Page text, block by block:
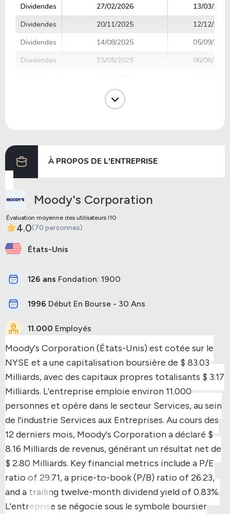
Dividendes
27/02/2026
13/03/2026
Dividendes
20/11/2025
12/12/2025
Dividendes
14/08/2025
05/09/2025
Dividendes
15/05/2025
06/06/2025
21/11/2024
À PROPOS DE L'ENTREPRISE
Moody's Corporation
Évaluation moyenne des utilisateurs I10
4.0(70 personnes)
États-Unis
126 ans Fondation: 1900
1996 Début En Bourse - 30 Ans
11.000 Employés
Moody's Corporation (États-Unis) est cotée sur le
NYSE et a une capitalisation boursière de $ 83.03
Milliards, avec des capitaux propres totalisants $ 3.17
Milliards. L'entreprise emploie environ 11.000
personnes et opère dans le secteur Services, au sein
de l'industrie Services aux Entreprises. Au cours des
12 derniers mois, Moody's Corporation a déclaré $
8.16 Milliards de revenus, générant un résultat net de
$ 2.80 Milliards. Key financial metrics include a P/E
ratio of 29.71, a price-to-book (P/B) ratio of 26.23,
and a trailing twelve-month dividend yield of 0.83%.
L'entreprise se négocie sous le symbole boursier